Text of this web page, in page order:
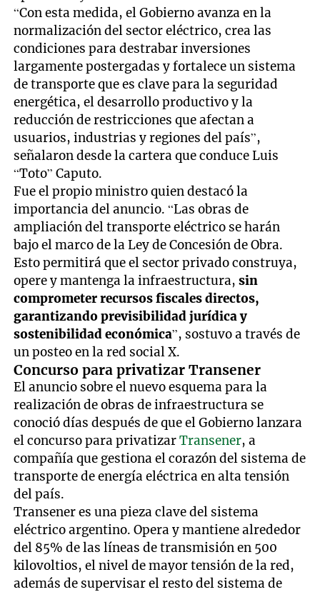
“Con esta medida, el Gobierno avanza en la
normalización del sector eléctrico, crea las
condiciones para destrabar inversiones
largamente postergadas y fortalece un sistema
de transporte que es clave para la seguridad
energética, el desarrollo productivo y la
reducción de restricciones que afectan a
usuarios, industrias y regiones del país”,
señalaron desde la cartera que conduce Luis
“Toto” Caputo.
Fue el propio ministro quien destacó la
importancia del anuncio. “Las obras de
ampliación del transporte eléctrico se harán
bajo el marco de la Ley de Concesión de Obra.
Esto permitirá que el sector privado construya,
opere y mantenga la infraestructura,sin
comprometer recursos fiscales directos,
garantizando previsibilidad jurídica y
sostenibilidad económica”, sostuvo a través de
un posteo en la red social X.
Concurso para privatizar Transener
El anuncio sobre el nuevo esquema para la
realización de obras de infraestructura se
conoció días después de que el Gobierno lanzara
el concurso para privatizarTransener, a
compañía que gestiona el corazón del sistema de
transporte de energía eléctrica en alta tensión
del país.
Transener es una pieza clave del sistema
eléctrico argentino. Opera y mantiene alrededor
del 85% de las líneas de transmisión en 500
kilovoltios, el nivel de mayor tensión de la red,
además de supervisar el resto del sistema de